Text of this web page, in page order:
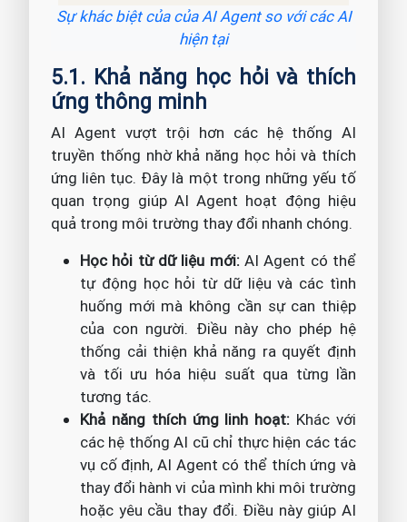
Sự khác biệt của của AI Agent so với các AI
hiện tại
5.1. Khả năng học hỏi và thích
ứng thông minh
AI Agent vượt trội hơn các hệ thống AI
truyền thống nhờ khả năng học hỏi và thích
ứng liên tục. Đây là một trong những yếu tố
quan trọng giúp AI Agent hoạt động hiệu
quả trong môi trường thay đổi nhanh chóng.
Học hỏi từ dữ liệu mới:AI Agent có thể
tự động học hỏi từ dữ liệu và các tình
huống mới mà không cần sự can thiệp
của con người. Điều này cho phép hệ
thống cải thiện khả năng ra quyết định
và tối ưu hóa hiệu suất qua từng lần
tương tác.
Khả năng thích ứng linh hoạt: Khác với
các hệ thống AI cũ chỉ thực hiện các tác
vụ cố định, AI Agent có thể thích ứng và
thay đổi hành vi của mình khi môi trường
hoặc yêu cầu thay đổi. Điều này giúp AI